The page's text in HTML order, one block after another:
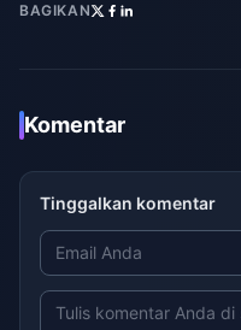
BAGIKAN
Komentar
Tinggalkan komentar